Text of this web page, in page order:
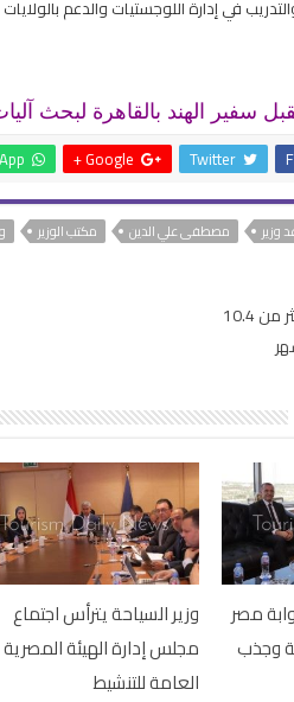
في إدارة اللوجستيات والدعم
سفير الهند بالقاهرة لبحث
Twitter
Google +
وزير مصطفى علي الدين مكتب الوزير
إسطنبول تستقبل أكثر من 10.4
مصر
وجذب
وزير السياحة يترأس اجتماع
مجلس إدارة الهيئة المصرية
العامة للتنشيط